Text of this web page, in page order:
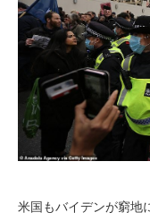
米国もバイデンが窮地